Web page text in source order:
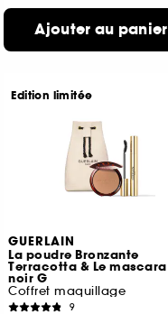
Ajouter au panier
GUERLAIN
La poudre Bronzante
Terracotta & Le mascara
noir G
Coffret maquillage
9
Edition limitée